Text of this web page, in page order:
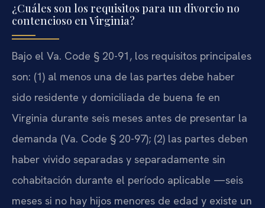
¿Cuáles son los requisitos para un divorcio no
contencioso en Virginia?
Bajo el Va. Code § 20-91, los requisitos principales
son: (1) al menos una de las partes debe haber
sido residente y domiciliada de buena fe en
Virginia durante seis meses antes de presentar la
demanda (Va. Code § 20-97); (2) las partes deben
haber vivido separadas y separadamente sin
cohabitación durante el período aplicable —seis
meses si no hay hijos menores de edad y existe un